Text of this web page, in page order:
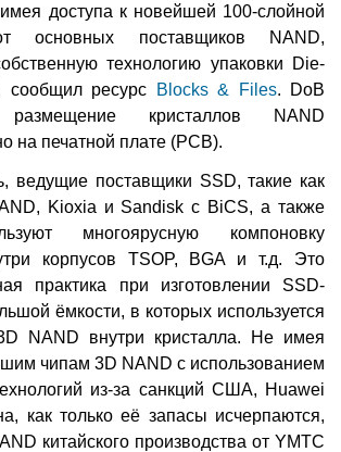
доступа к новейшей 100-слойной
поставщиков NAND,
технологию упаковки Die-
сообщил ресурс
Blocks & Files. DoB
размещение кристаллов NAND
на печатной плате (PCB).
ведущие поставщики SSD, такие как
Kioxia и Sandisk с BiCS, а также
многоярусную компоновку
корпусов TSOP, BGA и т.д. Это
практика при изготовлении SSD-
ёмкости, в которых используется
NAND внутри кристалла. Не имея
чипам 3D NAND с использованием
из-за санкций США, Huawei
как только её запасы исчерпаются,
китайского производства от YMTC